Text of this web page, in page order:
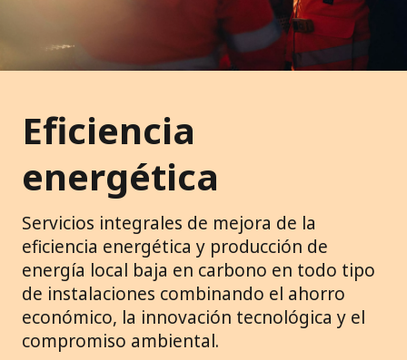
Eficiencia
energética
Servicios integrales de mejora de la
eficiencia energética y producción de
energía local baja en carbono en todo tipo
de instalaciones combinando el ahorro
económico, la innovación tecnológica y el
compromiso ambiental.